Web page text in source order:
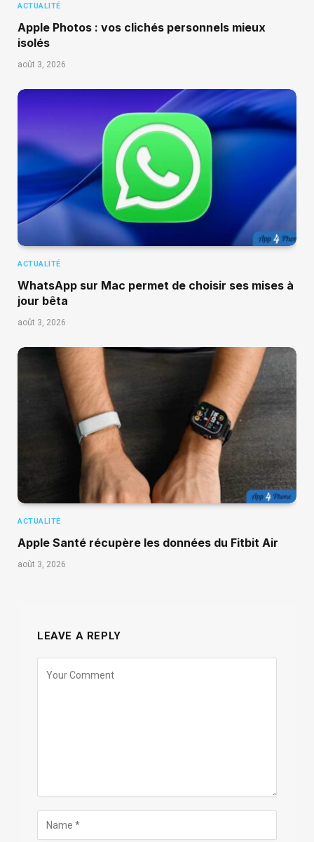
ACTUALITÉ
Apple Photos : vos clichés personnels mieux
isolés
août 3, 2026
ACTUALITÉ
WhatsApp sur Mac permet de choisir ses mises à
jour bêta
août 3, 2026
ACTUALITÉ
Apple Santé récupère les données du Fitbit Air
août 3, 2026
LEAVE A REPLY